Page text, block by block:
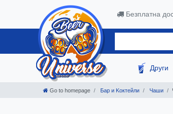
Безплатна
Други
Go to homepage Бар и Kоктейли Чаши